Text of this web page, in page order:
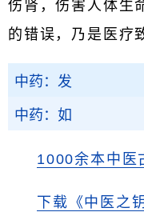
伤肾，伤害人体生
的错误，乃是医疗
中药：发
中药：如
1000余本中医
下载《中医之